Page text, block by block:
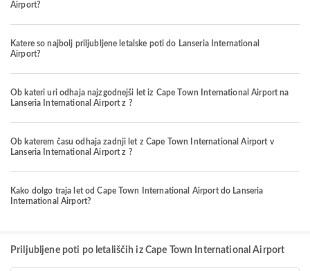
Airport?
Katere so najbolj priljubljene letalske poti do Lanseria International
Airport?
Ob kateri uri odhaja najzgodnejši let iz Cape Town International Airport na
Lanseria International Airport z ?
Ob katerem času odhaja zadnji let z Cape Town International Airport v
Lanseria International Airport z ?
Kako dolgo traja let od Cape Town International Airport do Lanseria
International Airport?
Priljubljene poti po letališčih iz Cape Town International Airport